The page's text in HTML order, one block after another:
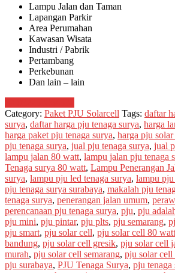
Lampu Jalan dan Taman
Lapangan Parkir
Area Perumahan
Kawasan Wisata
Industri / Pabrik
Pertambang
Perkebunan
Dan lain – lain
Category: Paket PJU Solarcell Tags: daftar
surya, daftar harga pju tenaga surya, harga
harga paket pju tenaga surya, harga pju
pju tenaga surya, jual pju tenaga surya, jual
lampu jalan 80 watt, lampu jalan pju tenaga
Tenaga surya 80 watt, Lampu Penerangan
surya, lampu pju led tenaga surya, lampu pju
pju tenaga surya surabaya, makalah pju
tenaga surya, penerangan jalan umum,
perencanaan pju tenaga surya, pju, pju
pju mini, pju pintar, pju plts, pju semarang,
pju smart, pju solar cell, pju solar cell 80 watt
bandung, pju solar cell gresik, pju solar cell
murah, pju solar cell semarang, pju solar cell
pju surabaya, PJU Tenaga Surya, pju